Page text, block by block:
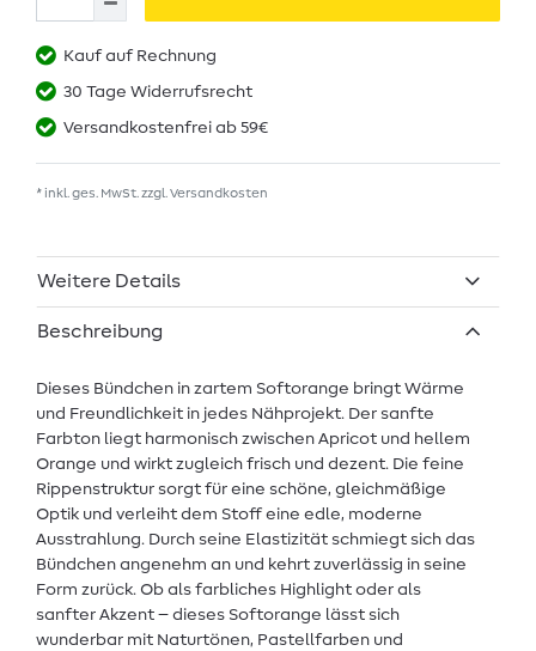
Kauf auf Rechnung
30 Tage Widerrufsrecht
Versandkostenfrei ab 59€
* inkl. ges. MwSt. zzgl. Versandkosten
Weitere Details
Beschreibung
Dieses Bündchen in zartem Softorange bringt Wärme
und Freundlichkeit in jedes Nähprojekt. Der sanfte
Farbton liegt harmonisch zwischen Apricot und hellem
Orange und wirkt zugleich frisch und dezent. Die feine
Rippenstruktur sorgt für eine schöne, gleichmäßige
Optik und verleiht dem Stoff eine edle, moderne
Ausstrahlung. Durch seine Elastizität schmiegt sich das
Bündchen angenehm an und kehrt zuverlässig in seine
Form zurück. Ob als farbliches Highlight oder als
sanfter Akzent – dieses Softorange lässt sich
wunderbar mit Naturtönen, Pastellfarben und